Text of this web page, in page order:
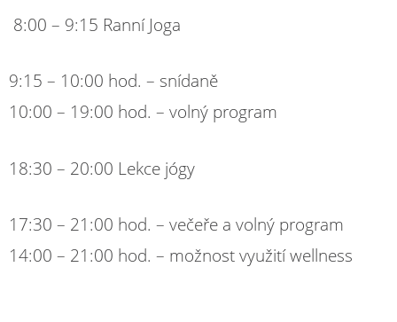
8:00 – 9:15 Ranní Joga
9:15 – 10:00 hod. – snídaně
10:00 – 19:00 hod. – volný program
18:30 – 20:00 Lekce jógy
17:30 – 21:00 hod. – večeře a volný program
14:00 – 21:00 hod. – možnost využití wellness